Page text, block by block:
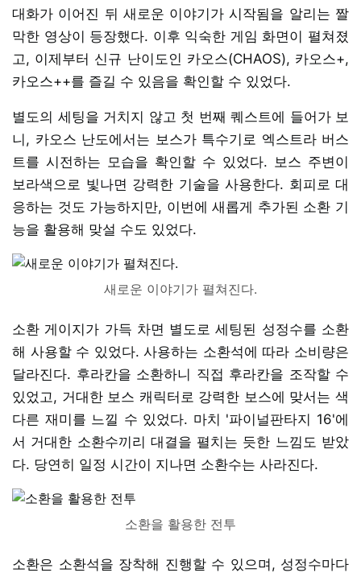
대화가 이어진 뒤 새로운 이야기가 시작됨을 알리는 짤
막한 영상이 등장했다. 이후 익숙한 게임 화면이 펼쳐졌
고, 이제부터 신규 난이도인 카오스(CHAOS), 카오스+,
카오스++를 즐길 수 있음을 확인할 수 있었다.
별도의 세팅을 거치지 않고 첫 번째 퀘스트에 들어가 보
니, 카오스 난도에서는 보스가 특수기로 엑스트라 버스
트를 시전하는 모습을 확인할 수 있었다. 보스 주변이
보라색으로 빛나면 강력한 기술을 사용한다. 회피로 대
응하는 것도 가능하지만, 이번에 새롭게 추가된 소환 기
능을 활용해 맞설 수도 있었다.
새로운 이야기가 펼쳐진다.
소환 게이지가 가득 차면 별도로 세팅된 성정수를 소환
해 사용할 수 있었다. 사용하는 소환석에 따라 소비량은
달라진다. 후라칸을 소환하니 직접 후라칸을 조작할 수
있었고, 거대한 보스 캐릭터로 강력한 보스에 맞서는 색
다른 재미를 느낄 수 있었다. 마치 '파이널판타지 16'에
서 거대한 소환수끼리 대결을 펼치는 듯한 느낌도 받았
다. 당연히 일정 시간이 지나면 소환수는 사라진다.
소환을 활용한 전투
소환은 소환석을 장착해 진행할 수 있으며, 성정수마다